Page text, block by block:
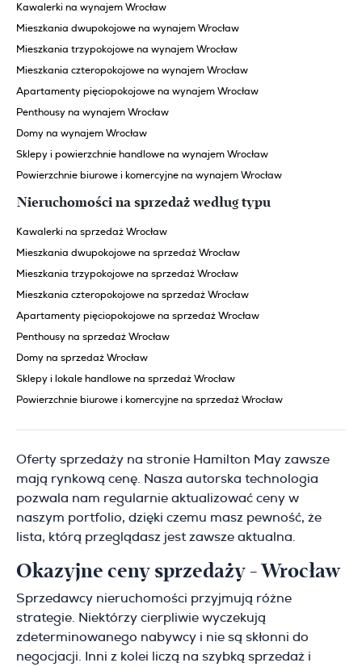
Kawalerki na wynajem Wrocław
Mieszkania dwupokojowe na wynajem Wrocław
Mieszkania trzypokojowe na wynajem Wrocław
Mieszkania czteropokojowe na wynajem Wrocław
Apartamenty pięciopokojowe na wynajem Wrocław
Penthousy na wynajem Wrocław
Domy na wynajem Wrocław
Sklepy i powierzchnie handlowe na wynajem Wrocław
Powierzchnie biurowe i komercyjne na wynajem Wrocław
Nieruchomości na sprzedaż według typu
Kawalerki na sprzedaż Wrocław
Mieszkania dwupokojowe na sprzedaż Wrocław
Mieszkania trzypokojowe na sprzedaż Wrocław
Mieszkania czteropokojowe na sprzedaż Wrocław
Apartamenty pięciopokojowe na sprzedaż Wrocław
Penthousy na sprzedaż Wrocław
Domy na sprzedaż Wrocław
Sklepy i lokale handlowe na sprzedaż Wrocław
Powierzchnie biurowe i komercyjne na sprzedaż Wrocław
Oferty sprzedaży na stronie Hamilton May zawsze
mają rynkową cenę. Nasza autorska technologia
pozwala nam regularnie aktualizować ceny w
naszym portfolio, dzięki czemu masz pewność, że
lista, którą przeglądasz jest zawsze aktualna.
Okazyjne ceny sprzedaży - Wrocław
Sprzedawcy nieruchomości przyjmują różne
strategie. Niektórzy cierpliwie wyczekują
zdeterminowanego nabywcy i nie są skłonni do
negocjacji. Inni z kolei liczą na szybką sprzedaż i